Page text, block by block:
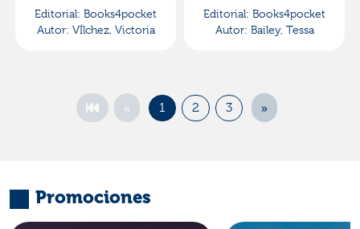
Editorial: Books4pocket
Autor: VÍlchez, Victoria
Editorial: Books4pocket
Autor: Bailey, Tessa
« 1 2 3 »
Promociones